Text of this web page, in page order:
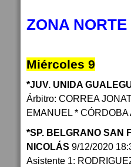
ZONA NORTE
Miércoles 9
*JUV. UNIDA
Árbitro: CORREA
EMANUEL *
*SP. BELGRANO SAN
NICOLÁS 9/12/2020
Asistente 1: